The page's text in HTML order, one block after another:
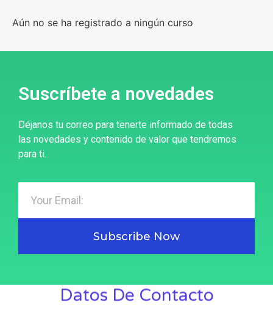
Aún no se ha registrado a ningún curso
Suscríbete a novedades
Déjanos tu correo para tenerte informado de todas
las novedades y contenido de valor que tendremos
para ti.
Subscribe Now
Datos De Contacto